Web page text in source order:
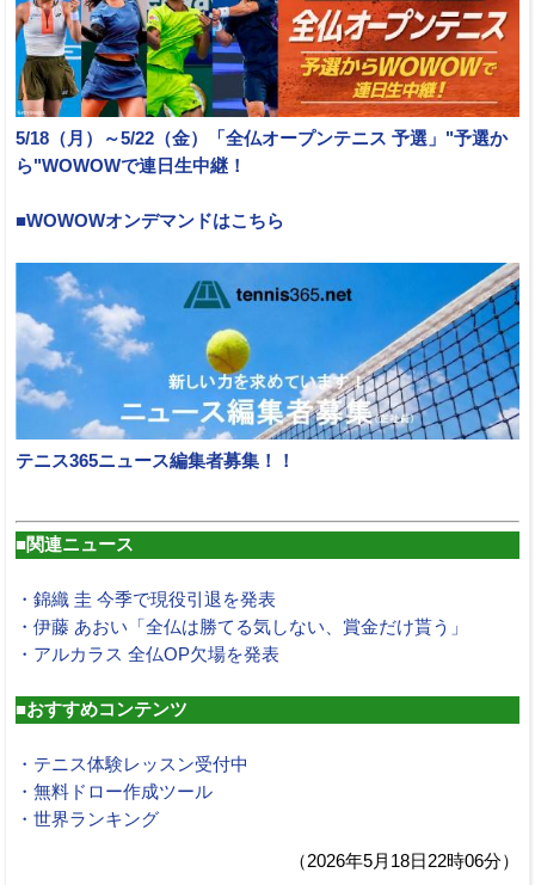
5/18（月）～5/22（金）「全仏オープンテニス 予選」"予選か
ら"WOWOWで連日生中継！
■WOWOWオンデマンドはこちら
テニス365ニュース編集者募集！！
■関連ニュース
・錦織 圭 今季で現役引退を発表
・伊藤 あおい「全仏は勝てる気しない、賞金だけ貰う」
・アルカラス 全仏OP欠場を発表
■おすすめコンテンツ
・テニス体験レッスン受付中
・無料ドロー作成ツール
・世界ランキング
（2026年5月18日22時06分）